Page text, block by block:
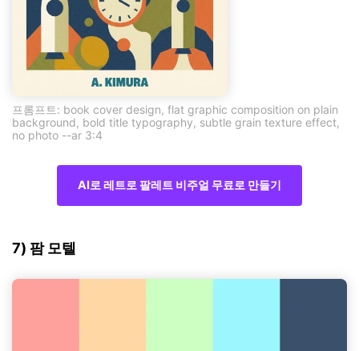
프롬프트: book cover design, flat graphic composition on plain
background, bold title typography, subtle grain texture effect,
no photo --ar 3:4
AI로 레트로 팔레트 비주얼 무료로 만들기
7) 팜 모텔